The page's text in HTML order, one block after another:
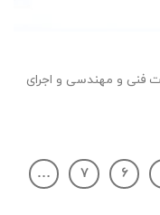
انجام خدمات فنی و مهندسی و اجرای
۶ ۷
…